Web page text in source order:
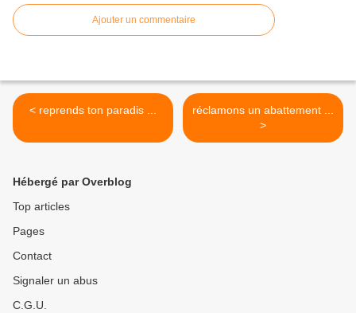
Ajouter un commentaire
< reprends ton paradis ...
réclamons un abattement ...
>
Hébergé par Overblog
Top articles
Pages
Contact
Signaler un abus
C.G.U.